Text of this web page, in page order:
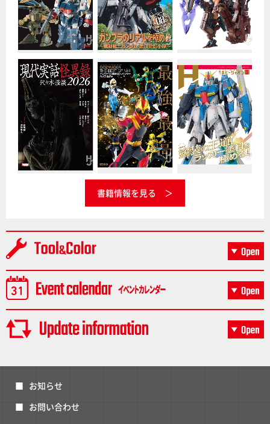
書籍情報を見る
お知らせ
お問い合わせ